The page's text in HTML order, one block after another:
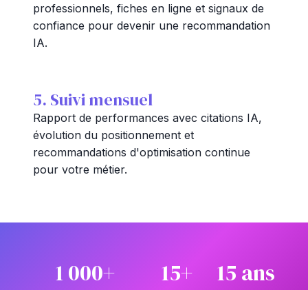
professionnels, fiches en ligne et signaux de
confiance pour devenir une recommandation
IA.
5. Suivi mensuel
Rapport de performances avec citations IA,
évolution du positionnement et
recommandations d'optimisation continue
pour votre métier.
1 000+ 15+ 15 ans